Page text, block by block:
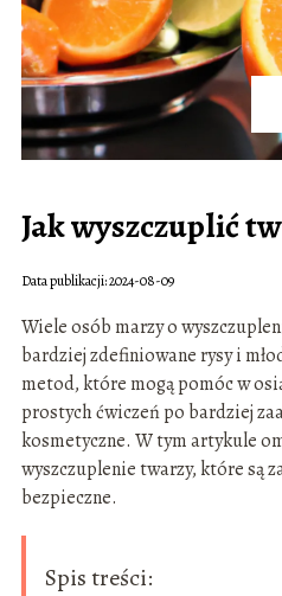
Jak wyszczuplić
Data publikacji: 2024-08-09
Wiele osób marzy o
bardziej zdefiniowane rysy i
metod, które mogą pomóc w
prostych ćwiczeń po bardziej
kosmetyczne. W tym artykule
wyszczuplenie twarzy, które są
bezpieczne.
Spis treści: